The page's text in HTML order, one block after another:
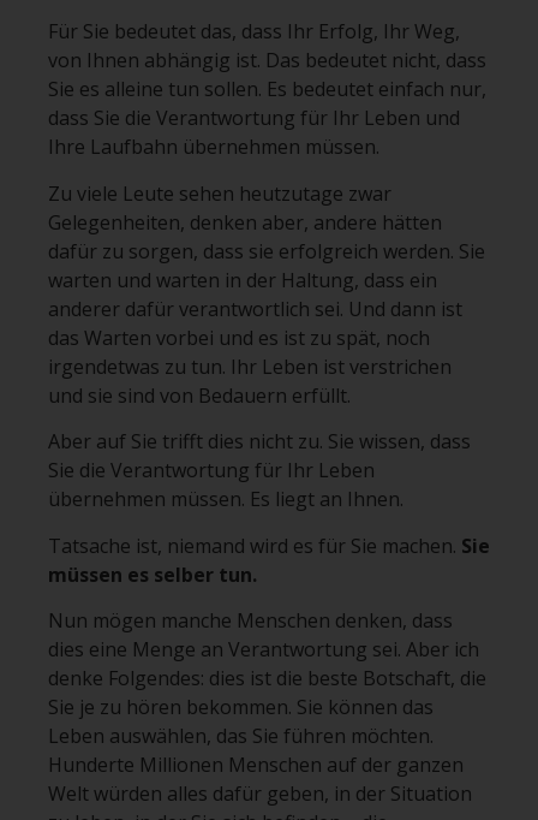
Für Sie bedeutet das, dass Ihr Erfolg, Ihr Weg,
von Ihnen abhängig ist. Das bedeutet nicht, dass
Sie es alleine tun sollen. Es bedeutet einfach nur,
dass Sie die Verantwortung für Ihr Leben und
Ihre Laufbahn übernehmen müssen.
Zu viele Leute sehen heutzutage zwar
Gelegenheiten, denken aber, andere hätten
dafür zu sorgen, dass sie erfolgreich werden. Sie
warten und warten in der Haltung, dass ein
anderer dafür verantwortlich sei. Und dann ist
das Warten vorbei und es ist zu spät, noch
irgendetwas zu tun. Ihr Leben ist verstrichen
und sie sind von Bedauern erfüllt.
Aber auf Sie trifft dies nicht zu. Sie wissen, dass
Sie die Verantwortung für Ihr Leben
übernehmen müssen. Es liegt an Ihnen.
Tatsache ist, niemand wird es für Sie machen. Sie
müssen es selber tun.
Nun mögen manche Menschen denken, dass
dies eine Menge an Verantwortung sei. Aber ich
denke Folgendes: dies ist die beste Botschaft, die
Sie je zu hören bekommen. Sie können das
Leben auswählen, das Sie führen möchten.
Hunderte Millionen Menschen auf der ganzen
Welt würden alles dafür geben, in der Situation